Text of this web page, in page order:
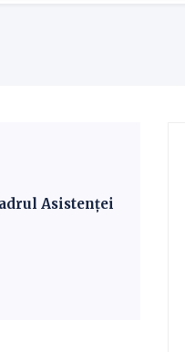
Asistenței